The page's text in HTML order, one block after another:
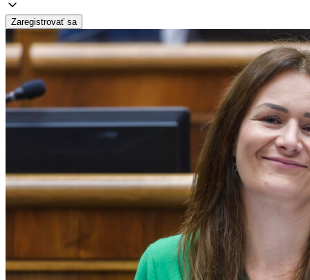
Zaregistrovať sa